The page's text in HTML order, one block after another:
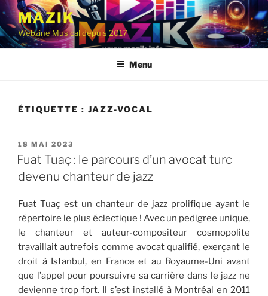
Aller
contenu
principal
MAZIK
Webzine Musical depuis 2017
Menu
ÉTIQUETTE : JAZZ-VOCAL
PUBLIÉ
LE
18 MAI 2023
Fuat Tuaç : le parcours d’un avocat turc
devenu chanteur de jazz
Fuat Tuaç est un chanteur de jazz prolifique ayant le
répertoire le plus éclectique ! Avec un pedigree unique,
le chanteur et auteur-compositeur cosmopolite
travaillait autrefois comme avocat qualifié, exerçant le
droit à Istanbul, en France et au Royaume-Uni avant
que l’appel pour poursuivre sa carrière dans le jazz ne
devienne trop fort. Il s’est installé à Montréal en 2011